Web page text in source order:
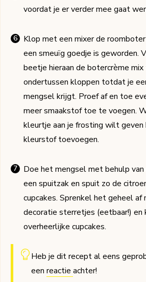
voordat je er verder mee gaat
Klop met een mixer de
een smeuïg goedje is geworden.
beetje hieraan de botercrème
ondertussen kloppen totdat je
mengsel krijgt. Proef af en toe
meer smaakstof toe te voegen.
kleurtje aan je frosting wilt
kleurstof toevoegen.
Doe het mengsel met behulp van
een spuitzak en spuit zo de
cupcakes. Sprenkel het geheel
decoratie sterretjes (eetbaar!) en
overheerlijke cupcakes.
Heb je dit recept al eens
een reactie achter!